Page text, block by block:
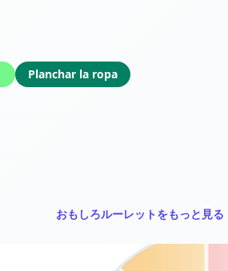
Planchar la ropa
おもしろルーレットをもっと見